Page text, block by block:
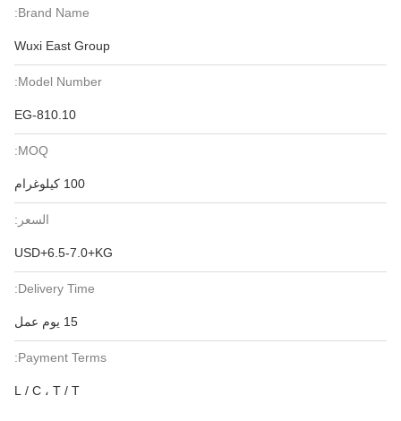
Brand Name:
Wuxi East Group
Model Number:
EG-810.10
MOQ:
100 كيلوغرام
السعر:
USD+6.5-7.0+KG
Delivery Time:
15 يوم عمل
Payment Terms:
L / C ، T / T